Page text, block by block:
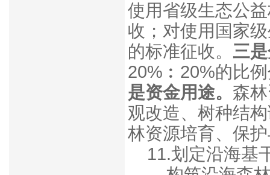
使用省级生态公
收；对使用国家
的标准征收。 三
20%︰20%的比
是资金用途。 森
观改造、树种结
林资源培育、保
11.划定沿海基